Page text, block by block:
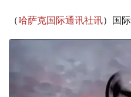
（哈萨克国际通讯社讯）国